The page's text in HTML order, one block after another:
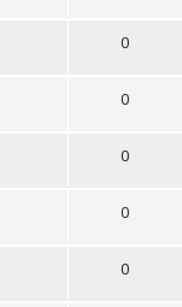
0
0
0
0
0